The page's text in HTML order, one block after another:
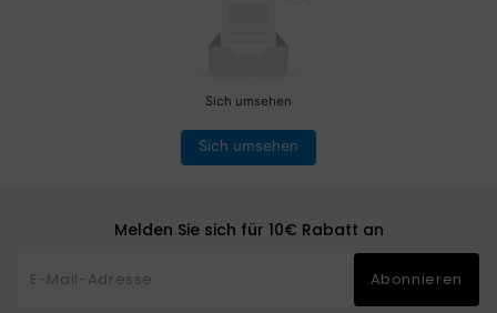
Sich umsehen
Sich umsehen
Melden Sie sich für 10€ Rabatt an
Abonnieren